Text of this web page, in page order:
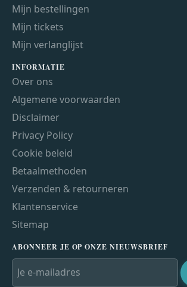
Mijn bestellingen
Mijn tickets
Mijn verlanglijst
INFORMATIE
Over ons
Algemene voorwaarden
Disclaimer
Privacy Policy
Cookie beleid
Betaalmethoden
Verzenden & retourneren
Klantenservice
Sitemap
ABONNEER JE OP ONZE NIEUWSBRIEF